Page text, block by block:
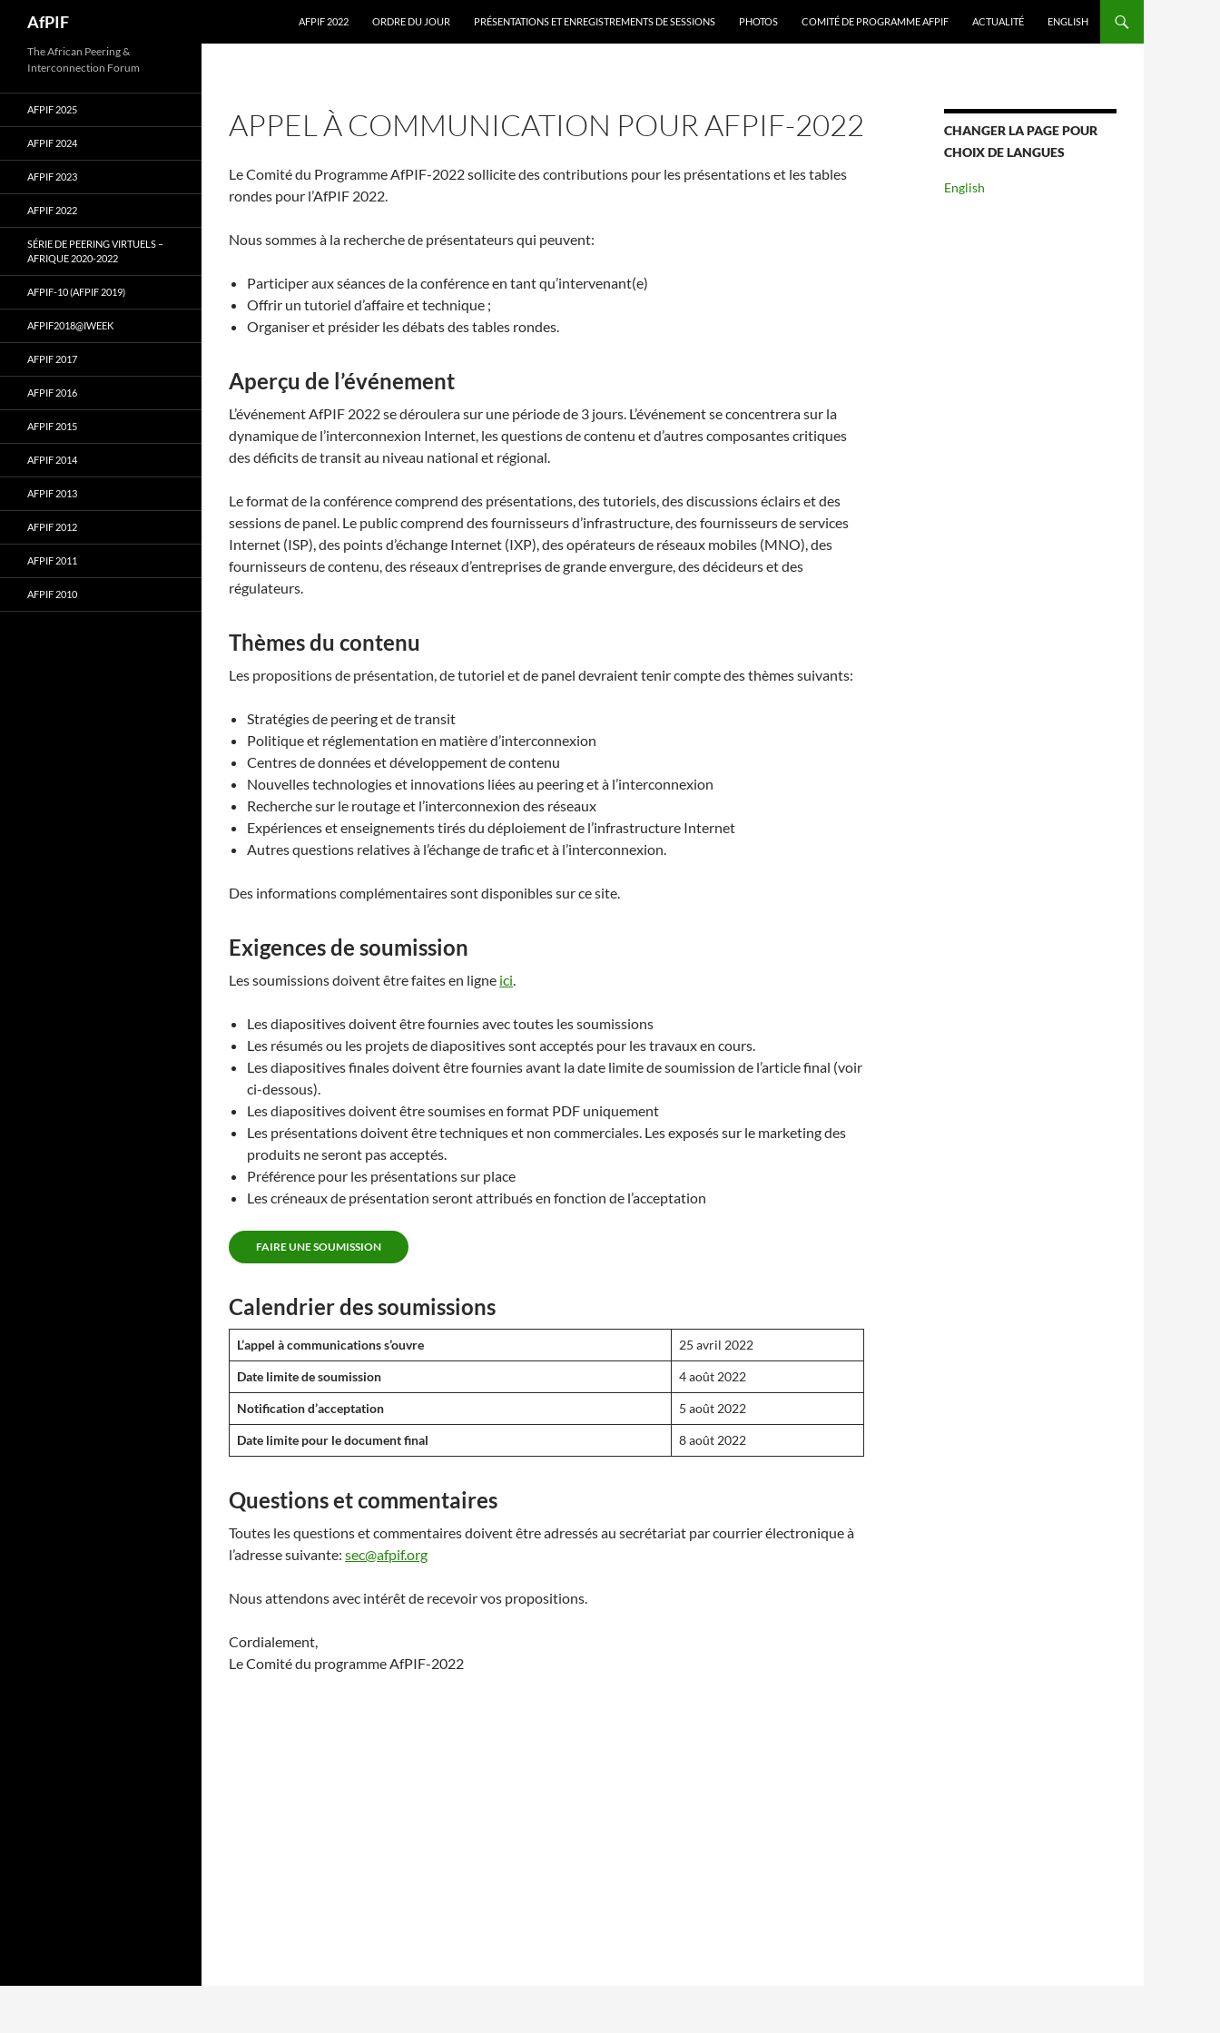
content
AfPIF AFPIF 2022 ORDRE DU JOUR PRÉSENTATIONS ET ENREGISTREMENTS DE SESSIONS PHOTOS COMITÉ DE PROGRAMME AFPIF ACTUALITÉ ENGLISH
APPEL À COMMUNICATION POUR AFPIF-2022
Le Comité du Programme AfPIF-2022 sollicite des contributions pour les présentations et les tables
rondes pour l’AfPIF 2022.
Nous sommes à la recherche de présentateurs qui peuvent:
Participer aux séances de la conférence en tant qu’intervenant(e)
Offrir un tutoriel d’affaire et technique ;
Organiser et présider les débats des tables rondes.
Aperçu de l’événement
L’événement AfPIF 2022 se déroulera sur une période de 3 jours. L’événement se concentrera sur la
dynamique de l’interconnexion Internet, les questions de contenu et d’autres composantes critiques
des déficits de transit au niveau national et régional.
Le format de la conférence comprend des présentations, des tutoriels, des discussions éclairs et des
sessions de panel. Le public comprend des fournisseurs d’infrastructure, des fournisseurs de services
Internet (ISP), des points d’échange Internet (IXP), des opérateurs de réseaux mobiles (MNO), des
fournisseurs de contenu, des réseaux d’entreprises de grande envergure, des décideurs et des
régulateurs.
Thèmes du contenu
Les propositions de présentation, de tutoriel et de panel devraient tenir compte des thèmes suivants:
Stratégies de peering et de transit
Politique et réglementation en matière d’interconnexion
Centres de données et développement de contenu
Nouvelles technologies et innovations liées au peering et à l’interconnexion
Recherche sur le routage et l’interconnexion des réseaux
Expériences et enseignements tirés du déploiement de l’infrastructure Internet
Autres questions relatives à l’échange de trafic et à l’interconnexion.
Des informations complémentaires sont disponibles sur ce site.
Exigences de soumission
Les soumissions doivent être faites en ligne ici.
Les diapositives doivent être fournies avec toutes les soumissions
Les résumés ou les projets de diapositives sont acceptés pour les travaux en cours.
Les diapositives finales doivent être fournies avant la date limite de soumission de l’article final (voir
ci-dessous).
Les diapositives doivent être soumises en format PDF uniquement
Les présentations doivent être techniques et non commerciales. Les exposés sur le marketing des
produits ne seront pas acceptés.
Préférence pour les présentations sur place
Les créneaux de présentation seront attribués en fonction de l’acceptation
FAIRE UNE SOUMISSION
Calendrier des soumissions
L’appel à communications s’ouvre 25 avril 2022
Date limite de soumission 4 août 2022
Notification d’acceptation 5 août 2022
Date limite pour le document final 8 août 2022
Questions et commentaires
Toutes les questions et commentaires doivent être adressés au secrétariat par courrier électronique à
l’adresse suivante: sec@afpif.org
Nous attendons avec intérêt de recevoir vos propositions.
Cordialement,
Le Comité du programme AfPIF-2022
CHANGER LA PAGE POUR
CHOIX DE LANGUES
English
The African Peering &
Interconnection Forum
AFPIF 2025
AFPIF 2024
AFPIF 2023
AFPIF 2022
SÉRIE DE PEERING VIRTUELS –
AFRIQUE 2020-2022
AFPIF-10 (AFPIF 2019)
AFPIF2018@IWEEK
AFPIF 2017
AFPIF 2016
AFPIF 2015
AFPIF 2014
AFPIF 2013
AFPIF 2012
AFPIF 2011
AFPIF 2010